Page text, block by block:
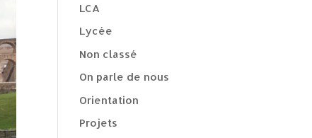
LCA
Lycée
Non classé
On parle de nous
Orientation
Projets